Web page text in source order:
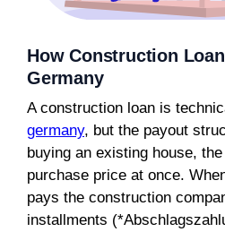
How Construction
Germany
A construction loan is
germany, but the payout
buying an existing house,
purchase price at once.
pays the construction
installments